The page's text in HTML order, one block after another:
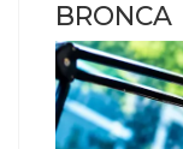
BRONCA